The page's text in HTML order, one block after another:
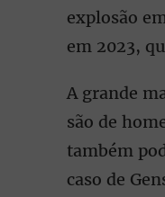
explosão
em 2023,
A grande
são de
também
caso de